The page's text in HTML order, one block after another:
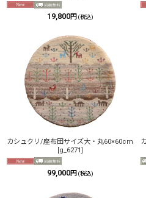
19,800円 (税込)
カシュクリ/座布団サイズ大・丸60×60cm
g_6271
99,000円 (税込)